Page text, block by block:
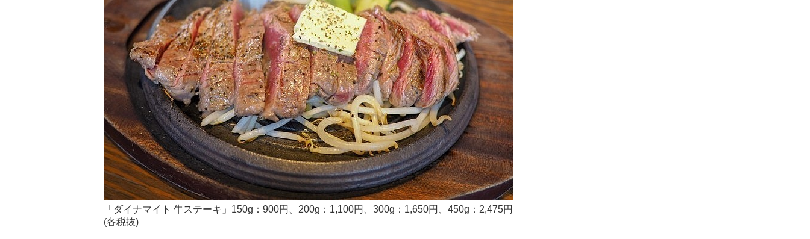
「ダイナマイト 牛ステーキ」150g：900円、200g：1,100円、300g：1,650円、450g：2,475円
(各税抜)